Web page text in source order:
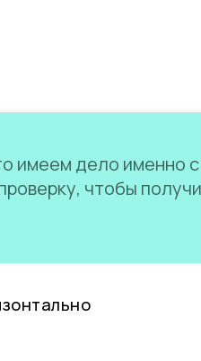
имеем дело именно
чтобы